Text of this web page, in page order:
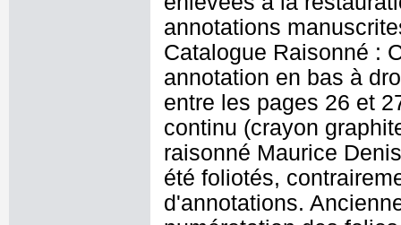
annotations
Catalogue Raisonné :
annotation en bas à
entre les pages 26 et
continu (crayon
raisonné Maurice
été foliotés,
d'annotations.